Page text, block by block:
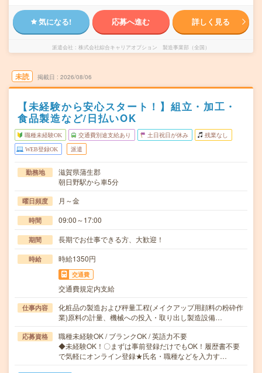
気になる! 応募へ進む 詳しく見る
派遣会社 株式会社綜合キャリアオプション 製造事業部（全国）
未読 掲載日 2026/08/06
【未経験から安心スタート！】組立・加工・
食品製造など/日払いOK
職種未経験OK 交通費別途支給あり 土日祝日が休み 残業なし
WEB登録OK 派遣
勤務地
滋賀県蒲生郡
朝日野駅から車5分
曜日頻度 月～金
時間 09:00～17:00
期間 長期でお仕事できる方、大歓迎！
時給 時給1350円
交通費
交通費規定内支給
仕事内容
化粧品の製造および秤量工程(メイクアップ用顔料の粉砕作
業)原料の計量、機械への投入・取り出し製造設備…
応募資格
職種未経験OK / ブランクOK / 英語力不要
◆未経験OK！〇まずは事前登録だけでもOK！履歴書不要
で気軽にオンライン登録★氏名・職種などを入力す…